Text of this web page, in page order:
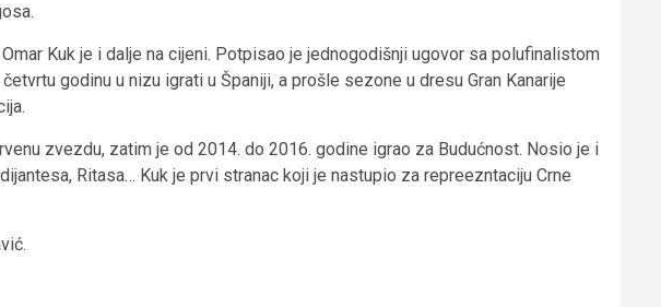
Kuk je i dalje na cijeni. Potpisao je jednogodišnji ugovor sa polufinalistom
godinu u nizu igrati u Španiji, a prošle sezone u dresu Gran Kanarije
zvezdu, zatim je od 2014. do 2016. godine igrao za Budućnost. Nosio je i
Ritasa… Kuk je prvi stranac koji je nastupio za repreezntaciju Crne